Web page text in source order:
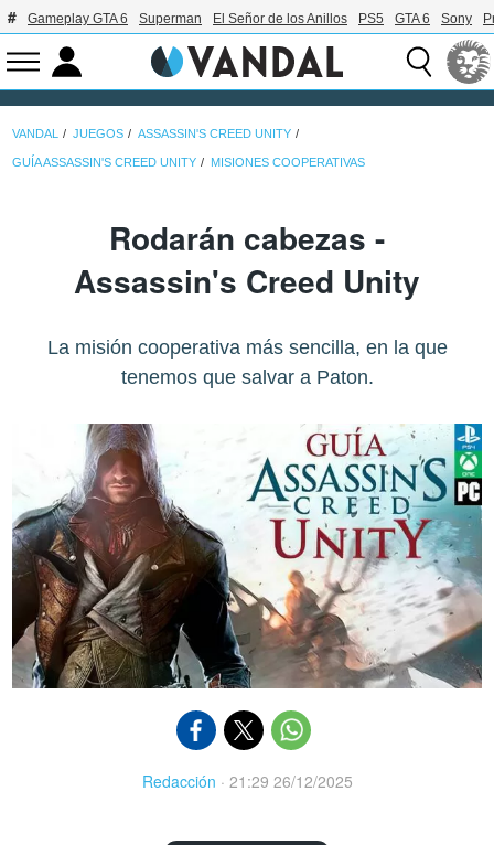
Gameplay GTA 6 Superman El Señor de los Anillos PS5 GTA 6 Sony
VANDAL JUEGOS ASSASSIN'S CREED UNITY
GUÍA ASSASSIN'S CREED UNITY MISIONES COOPERATIVAS
Rodarán cabezas -
Assassin's Creed Unity
La misión cooperativa más sencilla, en la que
tenemos que salvar a Paton.
Redacción · 21:29 26/12/2025